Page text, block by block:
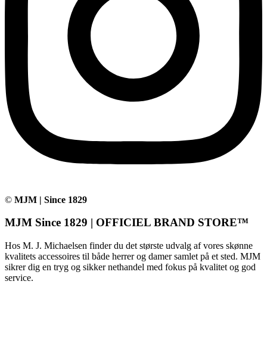
© MJM | Since 1829
MJM Since 1829 | OFFICIEL BRAND STORE™
Hos M. J. Michaelsen finder du det største udvalg af vores skønne
kvalitets accessoires til både herrer og damer samlet på et sted. MJM
sikrer dig en tryg og sikker nethandel med fokus på kvalitet og god
service.